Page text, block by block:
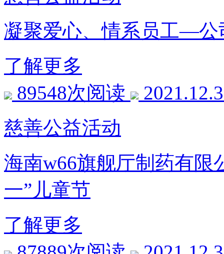
凝聚爱心、情系员工—
了解更多
89548次阅读
慈善公益活动
海南w66旗舰厅制药有限
一”儿童节
了解更多